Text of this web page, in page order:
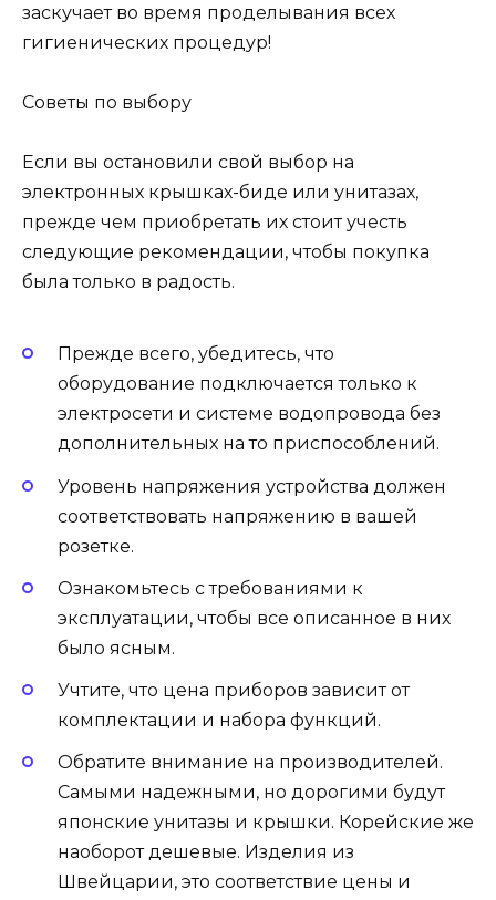
заскучает во время проделывания всех
гигиенических процедур!
Советы по выбору
Если вы остановили свой выбор на
электронных крышках-биде или унитазах,
прежде чем приобретать их стоит учесть
следующие рекомендации, чтобы покупка
была только в радость.
Прежде всего, убедитесь, что
оборудование подключается только к
электросети и системе водопровода без
дополнительных на то приспособлений.
Уровень напряжения устройства должен
соответствовать напряжению в вашей
розетке.
Ознакомьтесь с требованиями к
эксплуатации, чтобы все описанное в них
было ясным.
Учтите, что цена приборов зависит от
комплектации и набора функций.
Обратите внимание на производителей.
Самыми надежными, но дорогими будут
японские унитазы и крышки. Корейские же
наоборот дешевые. Изделия из
Швейцарии, это соответствие цены и